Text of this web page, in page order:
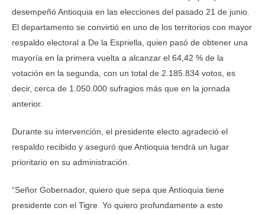
desempeñó Antioquia en las elecciones del pasado 21 de junio.
El departamento se convirtió en uno de los territorios con mayor
respaldo electoral a De la Espriella, quien pasó de obtener una
mayoría en la primera vuelta a alcanzar el 64,42 % de la
votación en la segunda, con un total de 2.185.834 votos, es
decir, cerca de 1.050.000 sufragios más que en la jornada
anterior.
Durante su intervención, el presidente electo agradeció el
respaldo recibido y aseguró que Antioquia tendrá un lugar
prioritario en su administración.
“Señor Gobernador, quiero que sepa que Antioquia tiene
presidente con el Tigre. Yo quiero profundamente a este